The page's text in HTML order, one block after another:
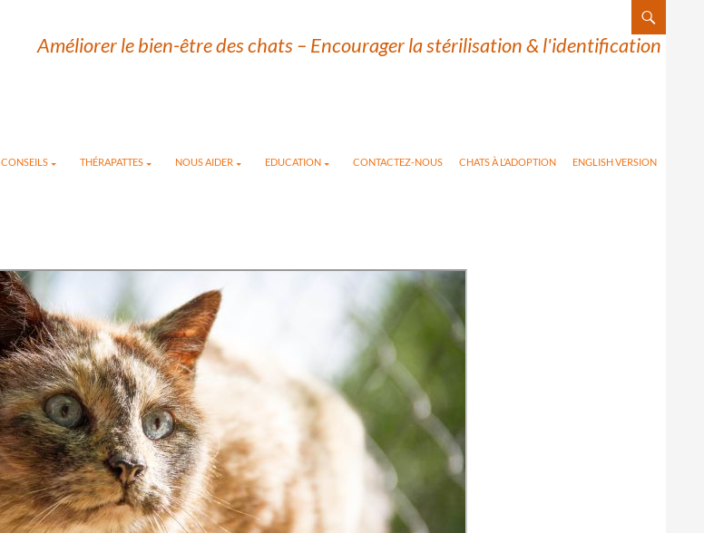
Améliorer le bien-être des chats – Encourager la stérilisation & l'identification
CONSEILS THÉRAPATTES NOUS AIDER EDUCATION CONTACTEZ-NOUS CHATS À L’ADOPTION ENGLISH VERSION